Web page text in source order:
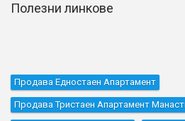
Полезни линкове
Продава Едностаен Апартамент
Продава Тристаен Апартамент